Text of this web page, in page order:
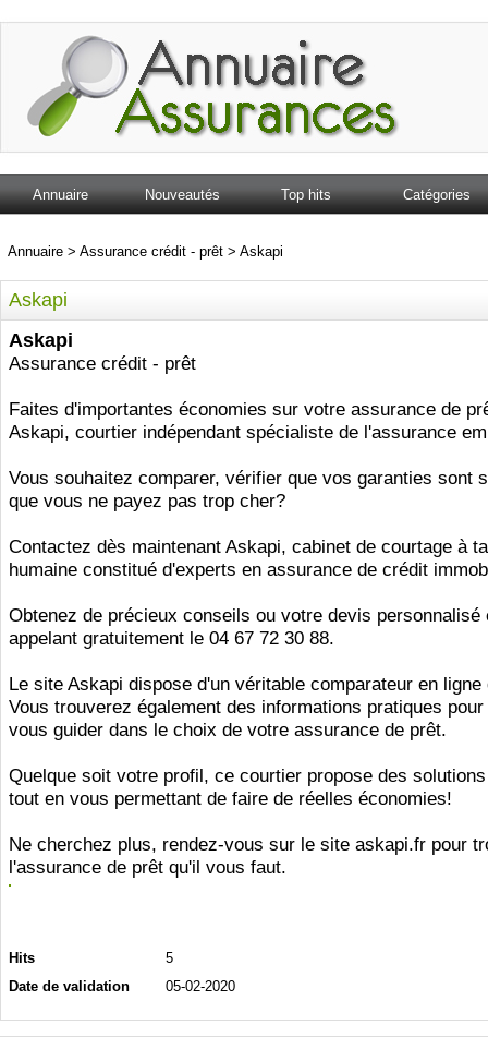
Annuaire Nouveautés Top hits Catégories
Annuaire > Assurance crédit - prêt > Askapi
Askapi
Askapi
Assurance crédit - prêt
Faites d'importantes économies sur votre assurance de
Askapi, courtier indépendant spécialiste de l'assurance
Vous souhaitez comparer, vérifier que vos garanties sont
que vous ne payez pas trop cher?
Contactez dès maintenant Askapi, cabinet de courtage à
humaine constitué d'experts en assurance de crédit
Obtenez de précieux conseils ou votre devis personnalisé
appelant gratuitement le 04 67 72 30 88.
Le site Askapi dispose d'un véritable comparateur en ligne
Vous trouverez également des informations pratiques
vous guider dans le choix de votre assurance de prêt.
Quelque soit votre profil, ce courtier propose des
tout en vous permettant de faire de réelles économies!
Ne cherchez plus, rendez-vous sur le site askapi.fr pour
l'assurance de prêt qu'il vous faut.
Hits
5
Date de validation
05-02-2020